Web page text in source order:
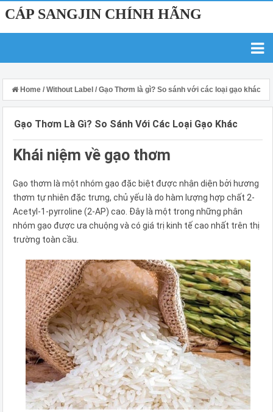
CÁP SANGJIN CHÍNH HÃNG
Home / Without Label / Gạo Thơm là gì? So sánh với các loại gạo khác
Gạo Thơm Là Gì? So Sánh Với Các Loại Gạo Khác
Khái niệm về gạo thơm
Gạo thơm là một nhóm gạo đặc biệt được nhận diện bởi hương
thơm tự nhiên đặc trưng, chủ yếu là do hàm lượng hợp chất 2-
Acetyl-1-pyrroline (2-AP) cao. Đây là một trong những phân
nhóm gạo được ưa chuộng và có giá trị kinh tế cao nhất trên thị
trường toàn cầu.